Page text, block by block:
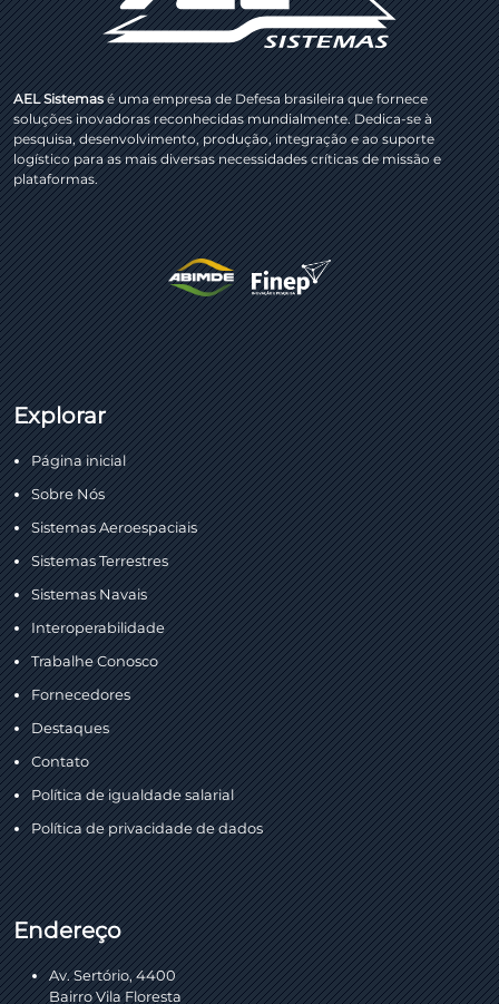
AEL Sistemasé uma empresa de Defesa brasileira que fornece
soluções inovadoras reconhecidas mundialmente. Dedica-se à
pesquisa, desenvolvimento, produção, integração e ao suporte
logístico para as mais diversas necessidades críticas de missão e
plataformas.
Explorar
Página inicial
Sobre Nós
Sistemas Aeroespaciais
Sistemas Terrestres
Sistemas Navais
Interoperabilidade
Trabalhe Conosco
Fornecedores
Destaques
Contato
Política de igualdade salarial
Política de privacidade de dados
Endereço
Av. Sertório, 4400
Bairro Vila Floresta